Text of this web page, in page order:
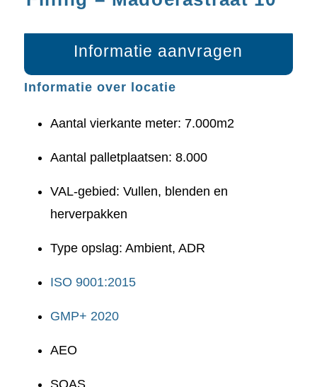
Informatie aanvragen
Informatie over locatie
Aantal vierkante meter: 7.000m2
Aantal palletplaatsen: 8.000
VAL-gebied: Vullen, blenden en
herverpakken
Type opslag: Ambient, ADR
ISO 9001:2015
GMP+ 2020
AEO
SQAS